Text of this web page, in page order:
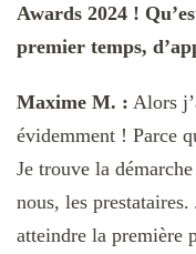
Awards 2024 !
premier temps,
Maxime M. : Alors
évidemment ! Parce
Je trouve la
nous, les
atteindre la première